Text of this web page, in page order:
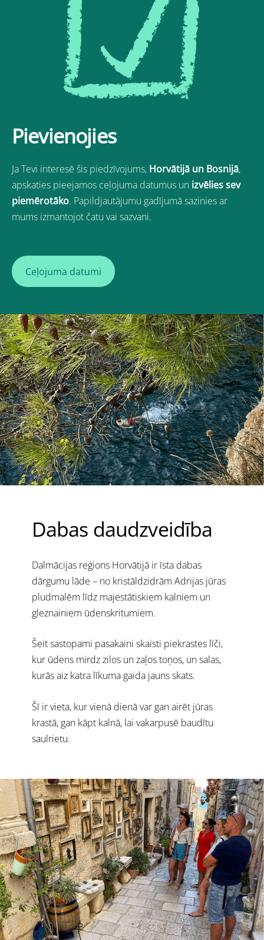
Pievienojies
Ja Tevi interesē šis piedzīvojums, Horvātijā un Bosnijā,
apskaties pieejamos ceļojuma datumus un izvēlies sev
piemērotāko. Papildjautājumu gadījumā sazinies ar
mums izmantojot čatu vai sazvani.
Ceļojuma datumi
Dabas daudzveidība
Dalmācijas reģions Horvātijā ir īsta dabas
dārgumu lāde – no kristāldzidrām Adrijas jūras
pludmalēm līdz majestātiskiem kalniem un
gleznainiem ūdenskritumiem.
Šeit sastopami pasakaini skaisti piekrastes līči,
kur ūdens mirdz zilos un zaļos toņos, un salas,
kurās aiz katra līkuma gaida jauns skats.
Šī ir vieta, kur vienā dienā var gan airēt jūras
krastā, gan kāpt kalnā, lai vakarpusē baudītu
saulrietu.